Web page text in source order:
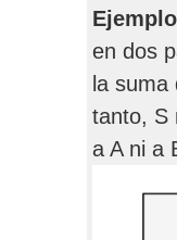
Ejemplo
en dos
la
tanto, S
a A ni a